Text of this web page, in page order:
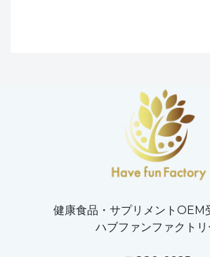
健康食品・サプリメントOEM
ハブファンファクトリ